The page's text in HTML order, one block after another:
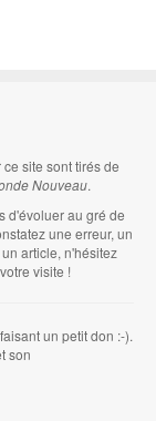
site sont tirés de
Nouveau.
d'évoluer au gré de
une erreur, un
article, n'hésitez
visite !
un petit don :-).
son